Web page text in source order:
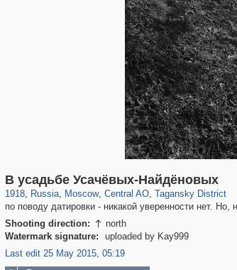
В усадьбе Усачёвых-Найдёновых
1918, Russia
1,405,779 29,243
, Moscow
319,716 8,286
, Central AO
159,930 5,916
, Tagansky District
10,738 402
по поводу датировки - никакой уверенности нет.
Shooting direction:  north
Watermark signature:
uploaded by Kay999
Last edit 25 May 2015, 05:19